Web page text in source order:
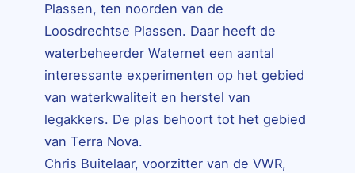
Plassen, ten noorden van de
Loosdrechtse Plassen. Daar heeft de
waterbeheerder Waternet een aantal
interessante experimenten op het gebied
van waterkwaliteit en herstel van
legakkers. De plas behoort tot het gebied
van Terra Nova.
Chris Buitelaar, voorzitter van de VWR,